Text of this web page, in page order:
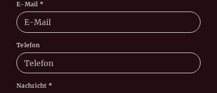
E-Mail *
Telefon
Nachricht *